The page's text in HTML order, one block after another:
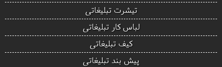
تیشرت تبلیغاتی
لباس کار تبلیغاتی
کیف تبلیغاتی
پیش بند تبلیغاتی